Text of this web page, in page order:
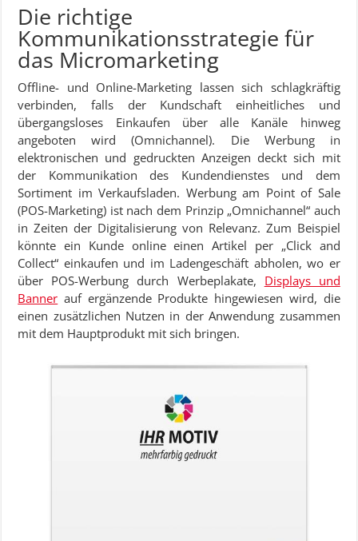
Die richtige
Kommunikationsstrategie für
das Micromarketing
Offline- und Online-Marketing lassen sich schlagkräftig
verbinden, falls der Kundschaft einheitliches und
übergangsloses Einkaufen über alle Kanäle hinweg
angeboten wird (Omnichannel). Die Werbung in
elektronischen und gedruckten Anzeigen deckt sich mit
der Kommunikation des Kundendienstes und dem
Sortiment im Verkaufsladen. Werbung am Point of Sale
(POS-Marketing) ist nach dem Prinzip „Omnichannel“ auch
in Zeiten der Digitalisierung von Relevanz. Zum Beispiel
könnte ein Kunde online einen Artikel per „Click and
Collect“ einkaufen und im Ladengeschäft abholen, wo er
über POS-Werbung durch Werbeplakate, Displays und
Banner auf ergänzende Produkte hingewiesen wird, die
einen zusätzlichen Nutzen in der Anwendung zusammen
mit dem Hauptprodukt mit sich bringen.